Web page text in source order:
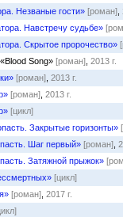
Незваные гости» [роман]
Навстречу судьбе»
Скрытое пророчество»
Song» [роман] 2013 г.
[роман] 2013 г.
[роман] 2013 г.
[цикл]
Закрытые горизонты»
Шаг первый» [роман]
Затяжной прыжок»
[цикл]
[роман] 2017 г.